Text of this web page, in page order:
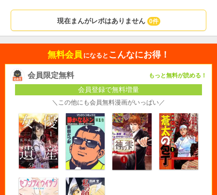
現在まんがレポはありません 0件
無料会員 になると こんなにお得！
会員限定無料 もっと無料が読める！
会員登録で無料増量
＼この他にも会員無料漫画がいっぱい／